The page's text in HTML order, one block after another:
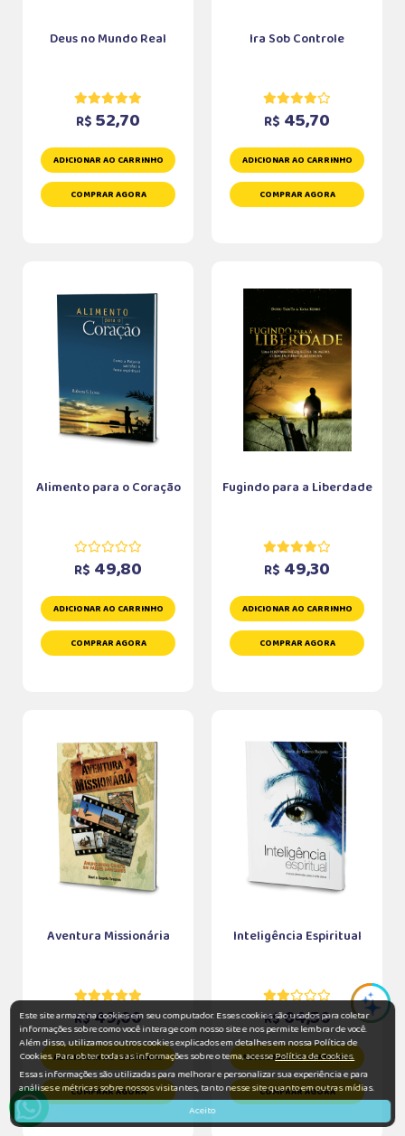
Deus no Mundo Real
R$ 52,70
ADICIONAR AO CARRINHO
COMPRAR AGORA
Ira Sob Controle
R$ 45,70
ADICIONAR AO CARRINHO
COMPRAR AGORA
Alimento para o Coração
R$ 49,80
ADICIONAR AO CARRINHO
COMPRAR AGORA
Fugindo para a Liberdade
R$ 49,30
ADICIONAR AO CARRINHO
COMPRAR AGORA
Aventura Missionária
R$49,00
ADICIONAR AO CARRINHO
COMPRAR AGORA
Inteligência Espiritual
R$64,50
ADICIONAR AO CARRINHO
COMPRAR AGORA
Este site armazena cookies em seu computador. Esses cookies são usados para coletar
informações sobre como você interage com nosso site e nos permite lembrar de você.
Além disso, utilizamos outros cookies explicados em detalhes em nossa Política de
Cookies. Para obter todas as informações sobre o tema, acessePolítica de Cookies.
Essas informações são utilizadas para melhorar e personalizar sua experiência e para
análises e métricas sobre nossos visitantes, tanto nesse site quanto em outras mídias.
Aceito